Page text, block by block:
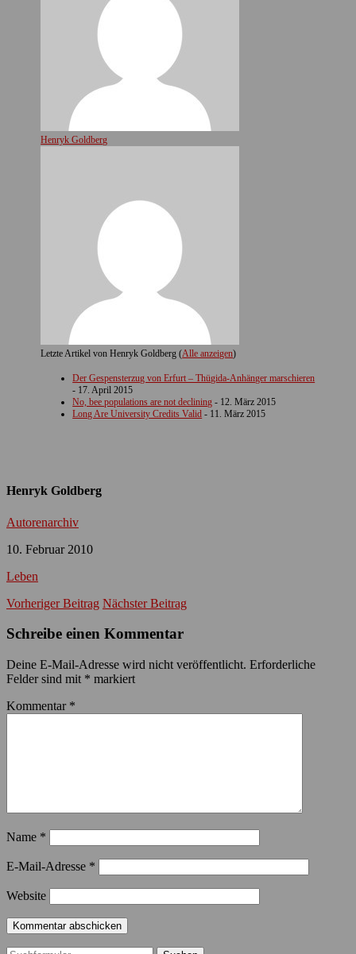
Henryk Goldberg
Letzte Artikel von Henryk Goldberg(Alle anzeigen)
Der Gespensterzug von Erfurt – Thügida-Anhänger marschieren
- 17. April 2015
No, bee populations are not declining - 12. März 2015
Long Are University Credits Valid - 11. März 2015
Henryk Goldberg
Autorenarchiv
10. Februar 2010
Leben
Vorheriger Beitrag Nächster Beitrag
Schreibe einen Kommentar
Deine E-Mail-Adresse wird nicht veröffentlicht. Erforderliche
Felder sind mit * markiert
Kommentar *
Name *
E-Mail-Adresse *
Website